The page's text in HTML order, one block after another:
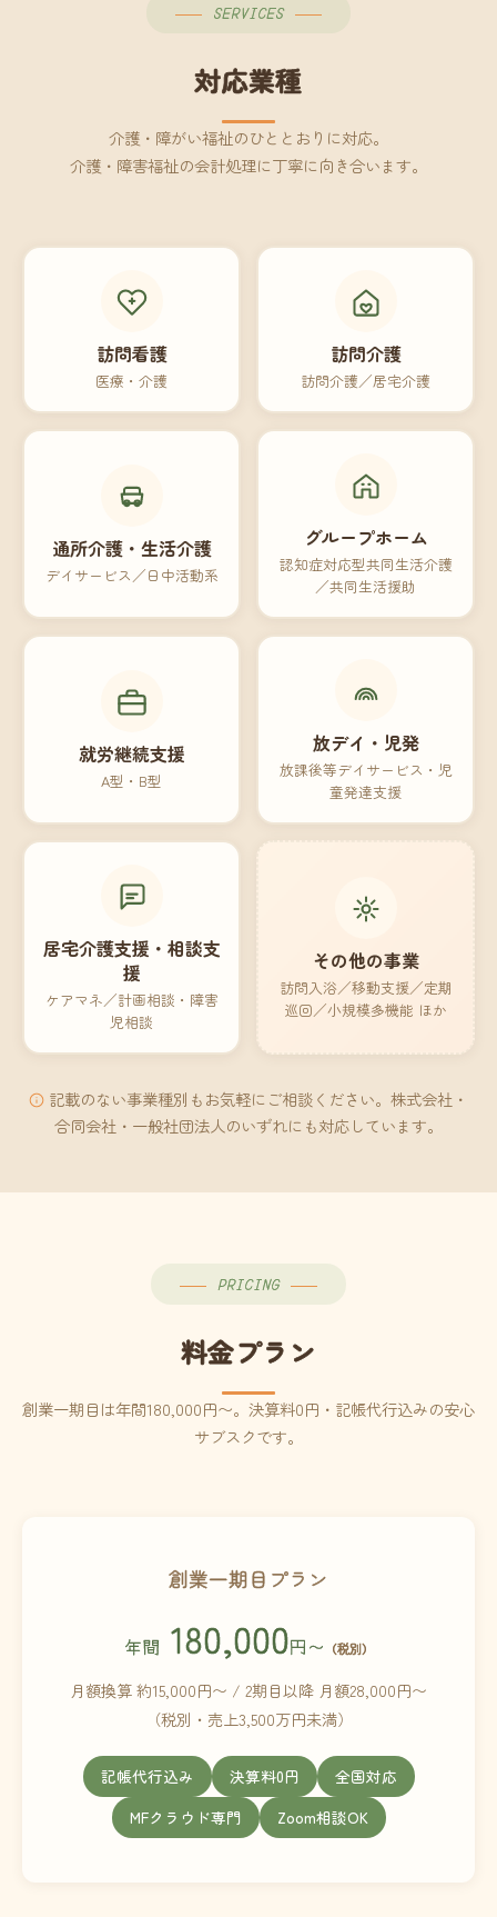
SERVICES
対応業種
介護・障がい福祉のひととおりに対応。
介護・障害福祉の会計処理に丁寧に向き合います。
訪問看護
医療・介護
訪問介護
訪問介護／居宅介護
通所介護・生活介護
デイサービス／日中活動系
グループホーム
認知症対応型共同生活介護
／共同生活援助
就労継続支援
A型・B型
放デイ・児発
放課後等デイサービス・児
童発達支援
居宅介護支援・相談支
援
ケアマネ／計画相談・障害
児相談
その他の事業
訪問入浴／移動支援／定期
巡回／小規模多機能 ほか
記載のない事業種別もお気軽にご相談ください。株式会社・
合同会社・一般社団法人のいずれにも対応しています。
PRICING
料金プラン
創業一期目は年間180,000円〜。決算料0円・記帳代行込みの安心
サブスクです。
創業一期目プラン
年間 180,000円〜 （税別）
月額換算 約15,000円〜 / 2期目以降 月額28,000円〜
（税別・売上3,500万円未満）
記帳代行込み 決算料0円
全国対応
MFクラウド専門
Zoom相談OK